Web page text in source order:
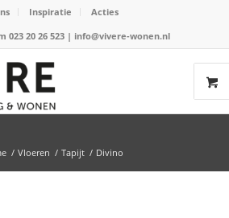
Inspiratie
Acties
023 20 26 523 | info@vivere-wonen.nl
/ Vloeren / Tapijt / Divino